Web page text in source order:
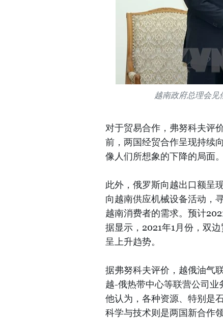
越南政府总理会见
对于贸易合作，弗努科夫评
前，两国经贸合作呈现持续
像人们所想象的下降的局面
此外，俄罗斯向越出口额呈
向越南供应机械设备活动，
越南消费者的需求。预计
据显示，2021年1月份，双
呈上升趋势。
据弗努科夫评价，越俄油气
越-俄热带中心等联营公司业
他认为，各种资源、特别是
科学与技术则是两国新合作